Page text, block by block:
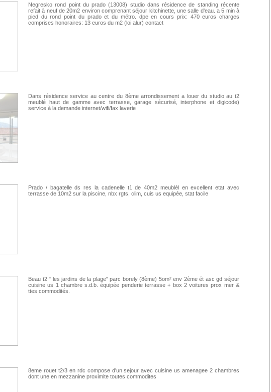
Negresko rond point du prado (13008) studio dans résidence de standing récente
refait à neuf de 20m2 environ comprenant séjour kitchinette, une salle d'eau. a 5 min à
pied du rond point du prado et du métro. dpe en cours prix: 470 euros charges
comprises honoraires: 13 euros du m2 (loi alur) contact
Dans résidence service au centre du 8ème arrondissement a louer du studio au t2
meublé haut de gamme avec terrasse, garage sécurisé, interphone et digicode)
service à la demande internet/wifi/fax laverie
Prado / bagatelle ds res la cadenelle t1 de 40m2 meublél en excellent etat avec
terrasse de 10m2 sur la piscine, nbx rgts, clim, cuis us equipée, stat facile
Beau t2 " les jardins de la plage" parc borely (8ème) 5om² env 2ème ét asc gd séjour
cuisine us 1 chambre s.d.b. équipée penderie terrasse + box 2 voitures prox mer &
ttes commodités.
8eme rouet t2/3 en rdc compose d'un sejour avec cuisine us amenagee 2 chambres
dont une en mezzanine proximite toutes commodites